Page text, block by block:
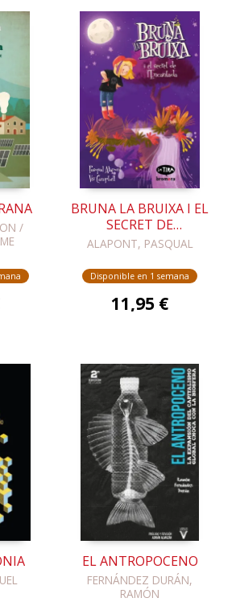
/
BRUNA LA BRUIXA I EL
SECRET DE
L'ENCANTADA
ALAPONT, PASQUAL
Disponible en 1 semana
11,95 €
EL ANTROPOCENO
FERNÁNDEZ DURÁN,
RAMÓN